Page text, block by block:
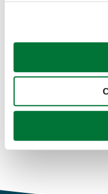
Si lo permite, también
Recopilar
Identificar su
para buscar
Obtenga más
Coches de segunda
Coches de km0